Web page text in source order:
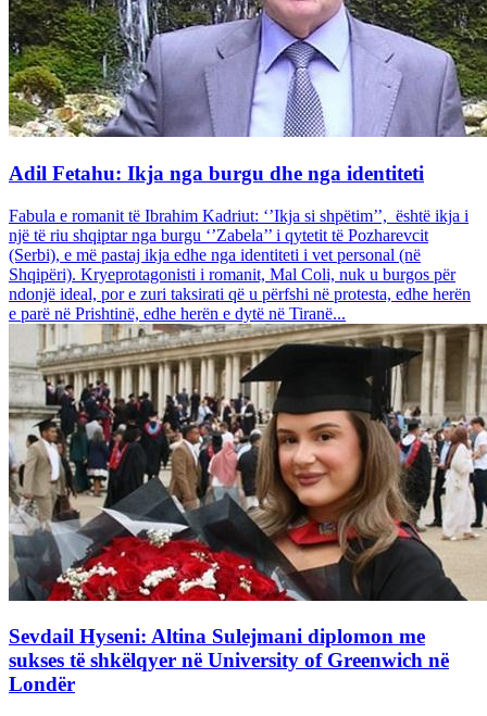
Adil Fetahu: Ikja nga burgu dhe nga identiteti
Fabula e romanit të Ibrahim Kadriut: ‘’Ikja si shpëtim’’, është ikja i
një të riu shqiptar nga burgu ‘’Zabela’’ i qytetit të Pozharevcit
(Serbi), e më pastaj ikja edhe nga identiteti i vet personal (në
Shqipëri). Kryeprotagonisti i romanit, Mal Coli, nuk u burgos për
ndonjë ideal, por e zuri taksirati që u përfshi në protesta, edhe herën
e parë në Prishtinë, edhe herën e dytë në Tiranë...
Sevdail Hyseni: Altina Sulejmani diplomon me
sukses të shkëlqyer në University of Greenwich në
Londër